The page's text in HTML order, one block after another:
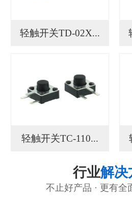
轻触开关TD-02X...
轻触开关TC-110...
行业解决
不止好产品 · 更有全